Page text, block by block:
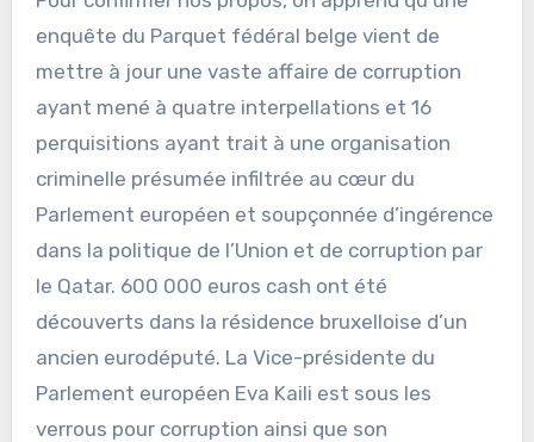
enquête du Parquet fédéral belge vient de
mettre à jour une vaste affaire de corruption
ayant mené à quatre interpellations et 16
perquisitions ayant trait à une organisation
criminelle présumée infiltrée au cœur du
Parlement européen et soupçonnée d’ingérence
dans la politique de l’Union et de corruption par
le Qatar. 600 000 euros cash ont été
découverts dans la résidence bruxelloise d’un
ancien eurodéputé. La Vice-présidente du
Parlement européen Eva Kaili est sous les
verrous pour corruption ainsi que son